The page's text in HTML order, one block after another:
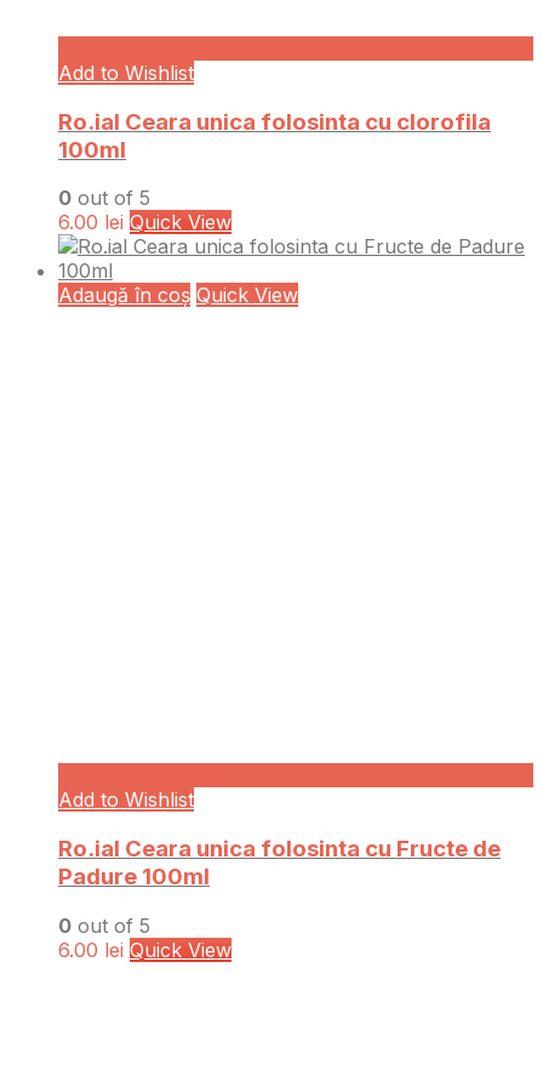
Add to Wishlist
Ro.ial Ceara unica folosinta cu clorofila
100ml
0 out of 5
6.00 lei Quick View
Adaugă în coș Quick View
Add to Wishlist
Ro.ial Ceara unica folosinta cu Fructe de
Padure 100ml
0 out of 5
6.00 lei Quick View